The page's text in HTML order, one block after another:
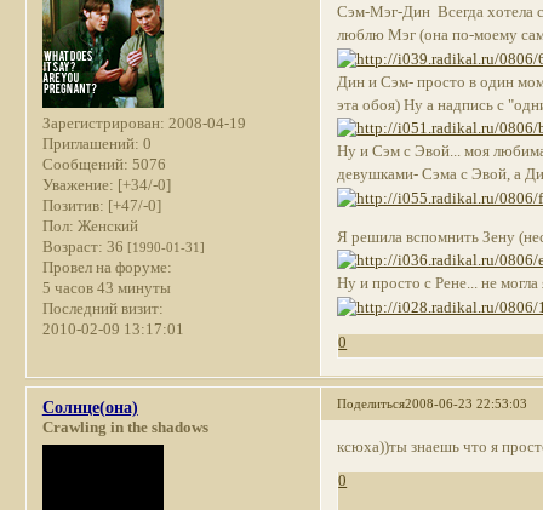
Зарегистрирован: 2008-04-19
Приглашений: 0
Сообщений: 5076
Уважение: [+34/-0]
Позитив: [+47/-0]
Пол: Женский
Возраст: 36 [1990-01-31]
Провел на форуме:
5 часов 43 минуты
Последний визит:
2010-02-09 13:17:01
Сэм-Мэг-Дин Всегда хотела
люблю Мэг (она по-моему
Дин и Сэм- просто в один
эта обоя) Ну а надпись с
Ну и Сэм с Эвой... моя
девушками- Сэма с Эвой, а
Я решила вспомнить Зену
Ну и просто с Рене... не могла
0
Поделиться2008-06-23 22:53:03
Солнце(она)
Crawling in the shadows
ксюха))ты знаешь что я
0